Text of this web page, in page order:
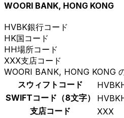
WOORI BANK, HONG KONG
HVBK銀行コード
HK国コード
HH場所コード
XXX支店コード
WOORI BANK, HONG KONG
スウィフトコード
SWIFTコード（8文字）
支店コード
XXX